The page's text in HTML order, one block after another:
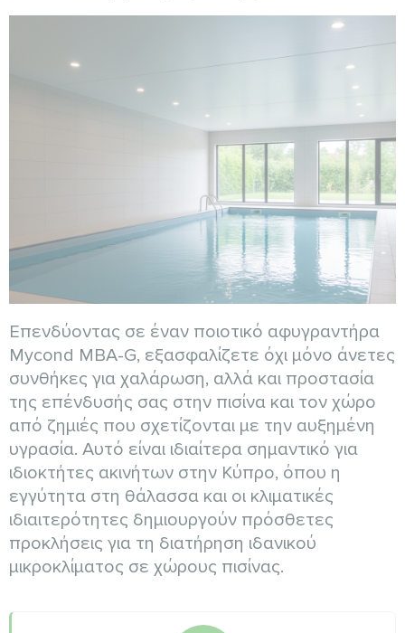
Επενδύοντας σε έναν ποιοτικό αφυγραντήρα
Mycond MBA-G, εξασφαλίζετε όχι μόνο άνετες
συνθήκες για χαλάρωση, αλλά και προστασία
της επένδυσής σας στην πισίνα και τον χώρο
από ζημιές που σχετίζονται με την αυξημένη
υγρασία. Αυτό είναι ιδιαίτερα σημαντικό για
ιδιοκτήτες ακινήτων στην Κύπρο, όπου η
εγγύτητα στη θάλασσα και οι κλιματικές
ιδιαιτερότητες δημιουργούν πρόσθετες
προκλήσεις για τη διατήρηση ιδανικού
μικροκλίματος σε χώρους πισίνας.